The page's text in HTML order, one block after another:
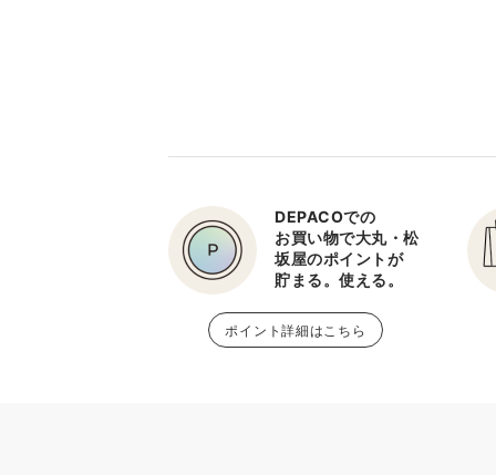
DEPACOでの
お買い物で大丸・松
坂屋のポイントが
貯まる。使える。
ポイント詳細はこちら